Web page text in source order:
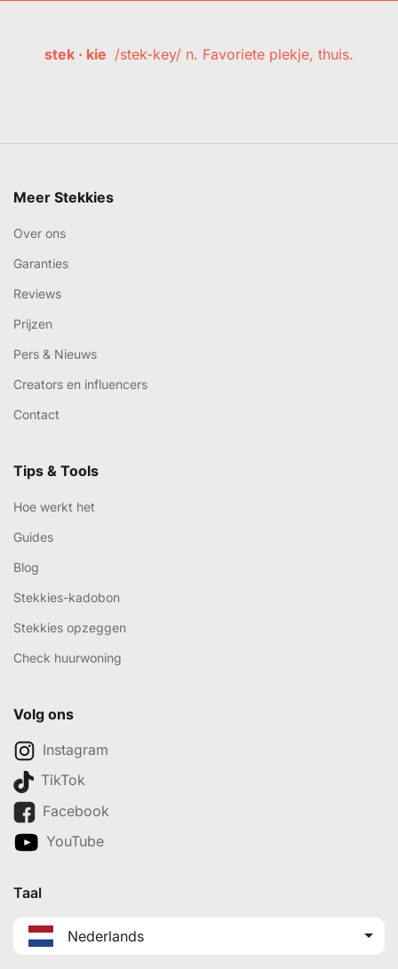
stek · kie /stek-key/ n. Favoriete plekje, thuis.
Meer Stekkies
Over ons
Garanties
Reviews
Prijzen
Pers & Nieuws
Creators en influencers
Contact
Tips & Tools
Hoe werkt het
Guides
Blog
Stekkies-kadobon
Stekkies opzeggen
Check huurwoning
Volg ons
Instagram
TikTok
Facebook
YouTube
Taal
Nederlands